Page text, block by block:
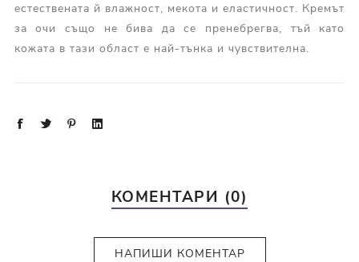
естествената й влажност, мекота и еластичност. Кремът
за очи също не бива да се пренебрегва, тъй като
кожата в тази област е най-тънка и чувствителна.
КОМЕНТАРИ (0)
НАПИШИ КОМЕНТАР